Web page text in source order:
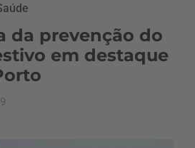
da prevenção do
em destaque